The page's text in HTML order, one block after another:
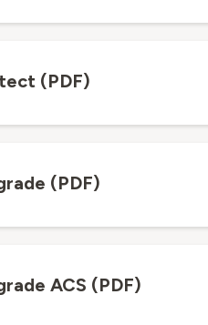
(PDF)
(PDF)
ACS (PDF)